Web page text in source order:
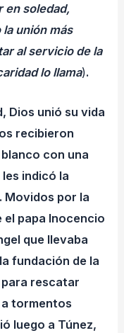
en soledad,
unión más
al servicio de la
lo llama).
Dios unió su vida
recibieron
con una
indicó la
Movidos por la
el papa Inocencio
que llevaba
fundación de la
para rescatar
tormentos
luego a Túnez,